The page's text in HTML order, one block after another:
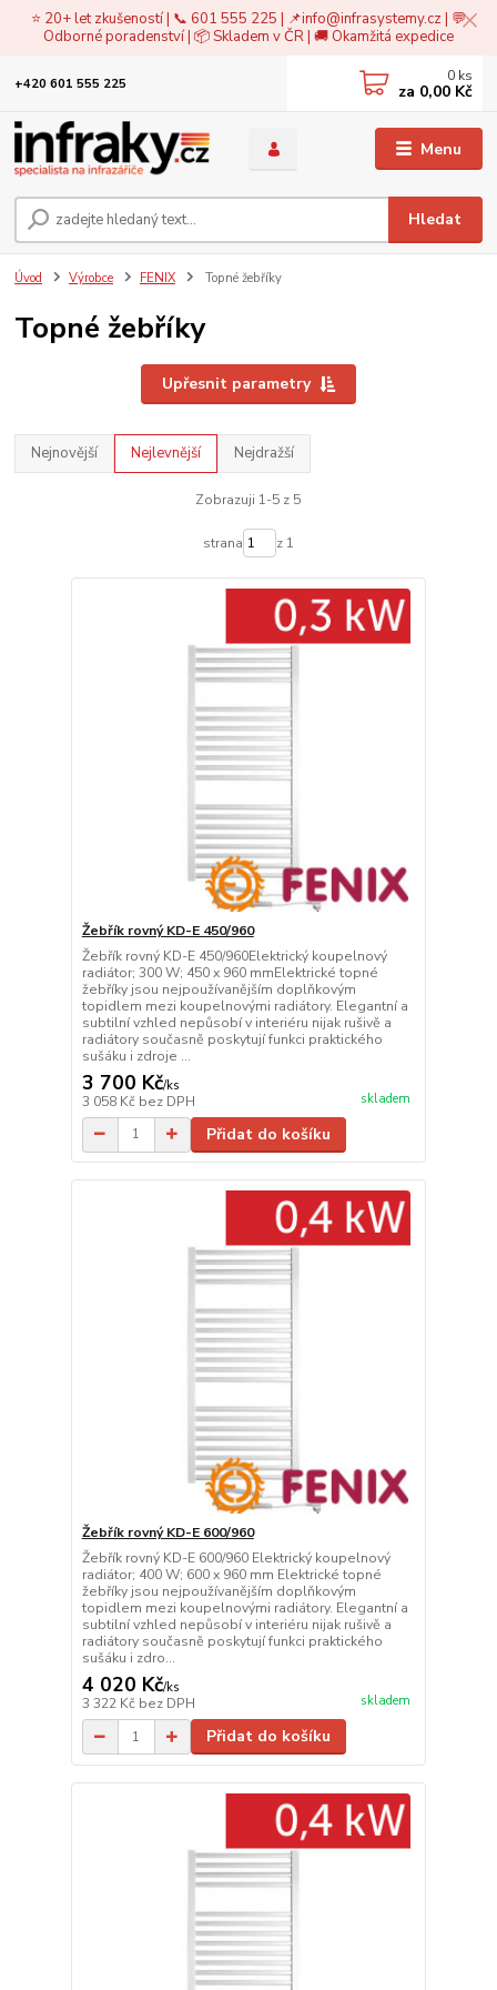
⭐ 20+ let zkušeností | 📞 601 555 225 | 📌info@infrasystemy.cz| 💬
Odborné poradenství | 📦 Skladem v ČR | 🚚 Okamžitá expedice
Menu
Hledat
+420 601 555 225 0 ks
za 0,00 Kč
Úvod Výrobce FENIX Topné žebříky
Topné žebříky
Upřesnit parametry
Nejnovější Nejlevnější Nejdražší
Zobrazuji 1-5 z 5
strana z 1
Žebřík rovný KD-E 450/960
Žebřík rovný KD-E 450/960Elektrický koupelnový
radiátor; 300 W; 450 x 960 mmElektrické topné
žebříky jsou nejpoužívanějším doplňkovým
topidlem mezi koupelnovými radiátory. Elegantní a
subtilní vzhled nepůsobí v interiéru nijak rušivě a
radiátory současně poskytují funkci praktického
sušáku i zdroje ...
3 700 Kč/ks
3 058 Kč bez DPH skladem
Přidat do košíku
Žebřík rovný KD-E 600/960
Žebřík rovný KD-E 600/960 Elektrický koupelnový
radiátor; 400 W; 600 x 960 mm Elektrické topné
žebříky jsou nejpoužívanějším doplňkovým
topidlem mezi koupelnovými radiátory. Elegantní a
subtilní vzhled nepůsobí v interiéru nijak rušivě a
radiátory současně poskytují funkci praktického
sušáku i zdro...
4 020 Kč/ks
3 322 Kč bez DPH skladem
Přidat do košíku